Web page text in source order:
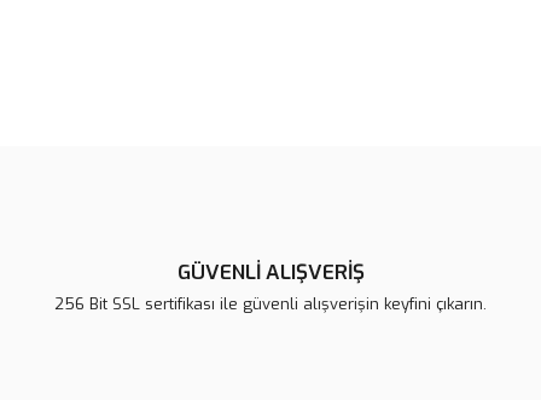
Ürün açıklamasında eksik bilgiler bulunuyor.
GÜVENLİ ALIŞVERİŞ
256 Bit SSL sertifikası ile güvenli alışverişin keyfini çıkarın.